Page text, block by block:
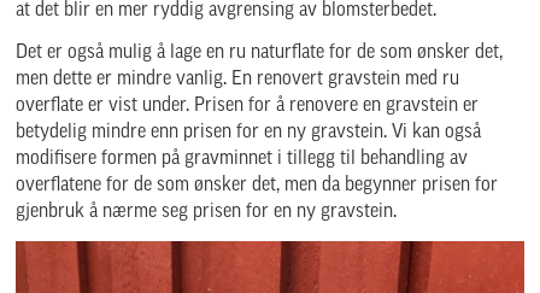
at det blir en mer ryddig avgrensing av blomsterbedet.
Det er også mulig å lage en ru naturflate for de som ønsker det,
men dette er mindre vanlig. En renovert gravstein med ru
overflate er vist under. Prisen for å renovere en gravstein er
betydelig mindre enn prisen for en ny gravstein. Vi kan også
modifisere formen på gravminnet i tillegg til behandling av
overflatene for de som ønsker det, men da begynner prisen for
gjenbruk å nærme seg prisen for en ny gravstein.